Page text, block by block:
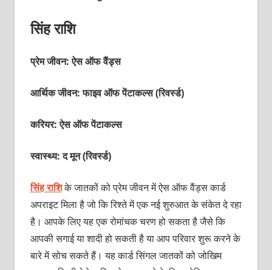
सिंह राशि
प्रेम जीवन: ऐस ऑफ वैंड्स
आर्थिक जीवन: फाइव ऑफ पेंटाकल्‍स (रिवर्स्‍ड)
करियर: ऐस ऑफ पेंटाकल्‍स
स्वास्थ्य: द मून (रिवर्स्‍ड)
सिंह राशिके जातकों को प्रेम जीवन में ऐस ऑफ वैंड्स कार्ड
अपराइट मिला है जो कि रिश्‍ते में एक नई शुरुआत के संकेत दे रहा
है। आपके लिए यह एक रोमांचक चरण हो सकता है जैसे कि
आपकी सगाई या शादी हो सकती है या आप परिवार शुरू करने के
बारे में सोच सकते हैं। यह कार्ड सिंगल जातकों को जोखिम